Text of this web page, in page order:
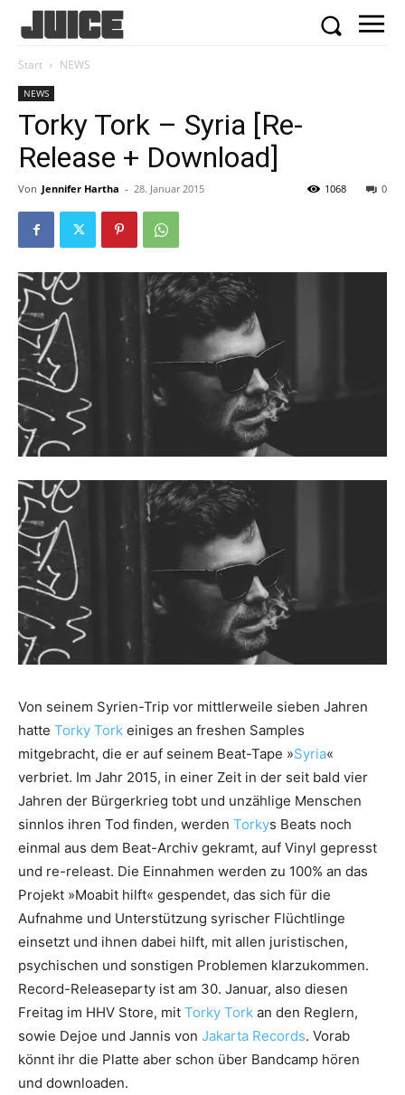
Start NEWS
NEWS
Torky Tork – Syria [Re-
Release + Download]
Von Jennifer Hartha - 28. Januar 2015 0
1068
Von seinem Syrien-Trip vor mittlerweile sieben Jahren
hatte Torky Tork einiges an freshen Samples
mitgebracht, die er auf seinem Beat-Tape »Syria«
verbriet. Im Jahr 2015, in einer Zeit in der seit bald vier
Jahren der Bürgerkrieg tobt und unzählige Menschen
sinnlos ihren Tod finden, werden Torkys Beats noch
einmal aus dem Beat-Archiv gekramt, auf Vinyl gepresst
und re-releast. Die Einnahmen werden zu 100% an das
Projekt »Moabit hilft« gespendet, das sich für die
Aufnahme und Unterstützung syrischer Flüchtlinge
einsetzt und ihnen dabei hilft, mit allen juristischen,
psychischen und sonstigen Problemen klarzukommen.
Record-Releaseparty ist am 30. Januar, also diesen
Freitag im HHV Store, mit Torky Tork an den Reglern,
sowie Dejoe und Jannis von Jakarta Records. Vorab
könnt ihr die Platte aber schon über Bandcamp hören
und downloaden.